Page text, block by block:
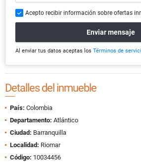
Acepto recibir información sobre ofertas
Enviar mensaje
Al enviar tus datos aceptas los Términos de
Detalles del inmueble
País: Colombia
Departamento: Atlántico
Ciudad: Barranquilla
Localidad: Riomar
Código: 10034456